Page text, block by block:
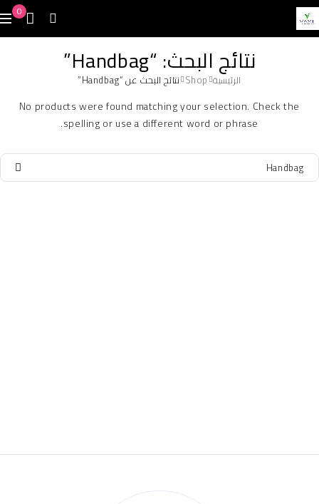
0
نتائج البحث: “Handbag”
الرئيسية Shop نتائج البحث عن “Handbag”
No products were found matching your selection. Check the
spelling or use a different word or phrase.